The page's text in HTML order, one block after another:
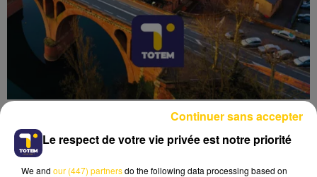
Le respect de votre vie privée est notre priorité
We and our (447) partnersdo the following data processing based on
Continuer sans accepter